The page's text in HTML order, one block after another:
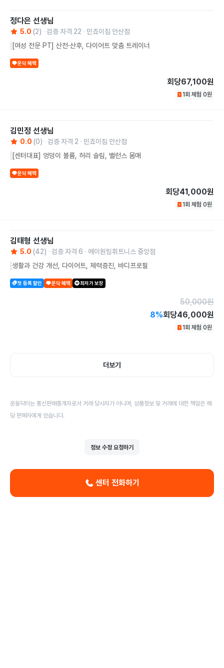
정다은 선생님
5.0 (2) 검증 자격 22
민죠이짐 안산점
[여성 전문 PT] 산전·산후, 다이어트 맞춤 트레이너
운닥 혜택
회당67,100원
1회 체험 0원
김민정 선생님
0.0 (0) 검증 자격 2
민죠이짐 안산점
[센터대표] 엉덩이 볼륨, 허리 슬림, 밸런스 몸매
운닥 혜택
회당41,000원
1회 체험 0원
김태형 선생님
5.0 (42) 검증 자격 6
에이원팀휘트니스 중앙점
생활과 건강 개선, 다이어트, 체력증진, 바디프로필
첫 등록 할인 운닥 혜택 최저가 보장
50,000원
8%회당46,000원
1회 체험 0원
더보기
운동닥터는 통신판매중개자로서 거래 당사자가 아니며, 상품정보 및 거래에 대한 책임은 해
당 판매자에게 있습니다.
정보 수정 요청하기
센터 전화하기